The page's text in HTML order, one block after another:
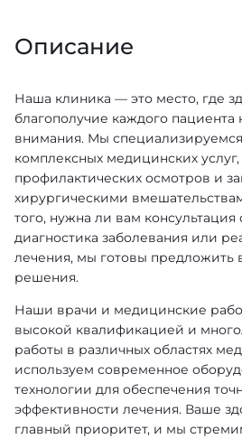
Описание
Наша клиника — это место, где
благополучие каждого пациента
внимания. Мы
комплексных медицинских услуг,
профилактических осмотров и
хирургическими
того, нужна ли вам консультация
диагностика заболевания или
лечения, мы готовы предложить
решения.
Наши врачи и медицинские
высокой квалификацией и
работы в различных областях
используем современное
технологии для обеспечения
эффективности лечения. Ваше
главный приоритет, и мы